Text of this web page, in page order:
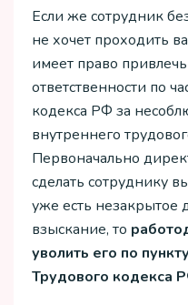
Если же сотрудник
не хочет проходить
имеет право
ответственности по
кодекса РФ за
внутреннего
Первоначально
сделать сотруднику
уже есть незакрытое
взыскание, то
уволить его по
Трудового кодекса